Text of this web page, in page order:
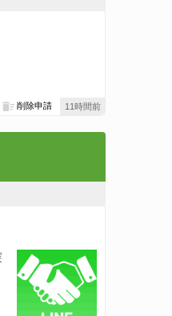
11時間前
削除申請